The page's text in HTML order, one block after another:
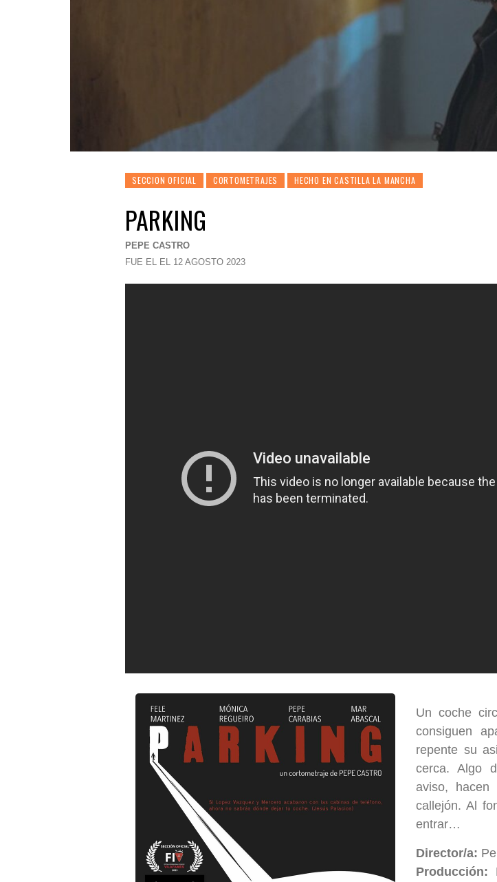
SECCION OFICIAL CORTOMETRAJES HECHO EN CASTILLA LA MANCHA
PARKING
PEPE CASTRO
FUE EL EL 12 AGOSTO 2023
Un coche
consiguen
repente su
cerca. Algo
aviso,
callejón. Al
entrar…
Director/a:
Producción: